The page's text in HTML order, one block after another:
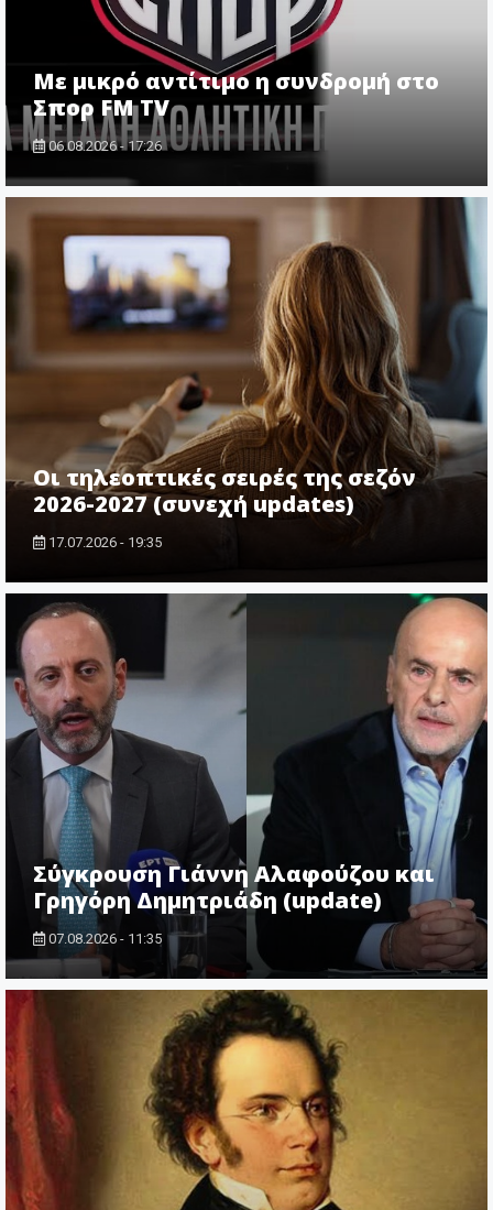
Με μικρό αντίτιμο η συνδρομή στο
Σπορ FM TV
06.08.2026 - 17:26
Οι τηλεοπτικές σειρές της σεζόν
2026-2027 (συνεχή updates)
17.07.2026 - 19:35
Σύγκρουση Γιάννη Αλαφούζου και
Γρηγόρη Δημητριάδη (update)
07.08.2026 - 11:35